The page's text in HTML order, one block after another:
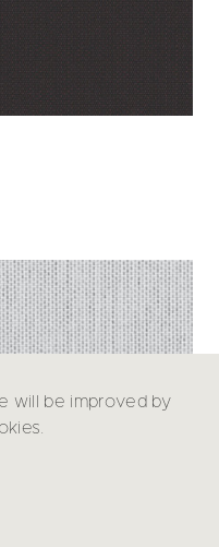
will be improved by